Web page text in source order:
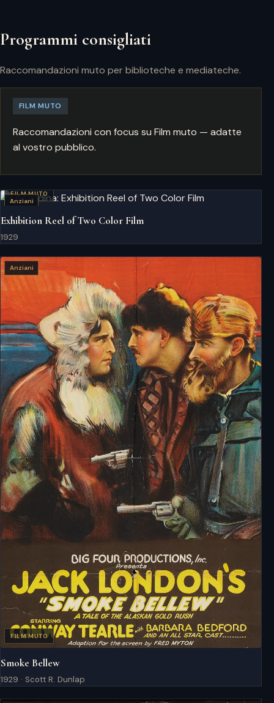
Programmi consigliati
Raccomandazioni muto per biblioteche e mediateche.
FILM MUTO
Raccomandazioni con focus su Film muto — adatte
al vostro pubblico.
FILM MUTO
Anziani
Exhibition Reel of Two Color Film
1929
FILM MUTO
Anziani
Smoke Bellew
1929 · Scott R. Dunlap